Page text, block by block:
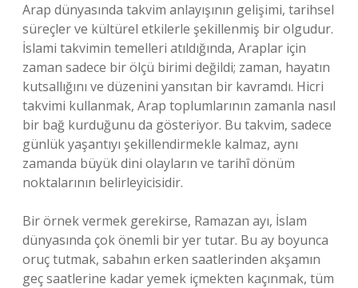
Arap dünyasında takvim anlayışının gelişimi, tarihsel
süreçler ve kültürel etkilerle şekillenmiş bir olgudur.
İslami takvimin temelleri atıldığında, Araplar için
zaman sadece bir ölçü birimi değildi; zaman, hayatın
kutsallığını ve düzenini yansıtan bir kavramdı. Hicri
takvimi kullanmak, Arap toplumlarının zamanla nasıl
bir bağ kurduğunu da gösteriyor. Bu takvim, sadece
günlük yaşantıyı şekillendirmekle kalmaz, aynı
zamanda büyük dini olayların ve tarihî dönüm
noktalarının belirleyicisidir.
Bir örnek vermek gerekirse, Ramazan ayı, İslam
dünyasında çok önemli bir yer tutar. Bu ay boyunca
oruç tutmak, sabahın erken saatlerinden akşamın
geç saatlerine kadar yemek içmekten kaçınmak, tüm